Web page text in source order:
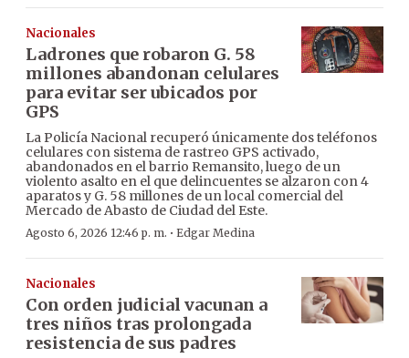
Nacionales
Ladrones que robaron G. 58
millones abandonan celulares
para evitar ser ubicados por
GPS
La Policía Nacional recuperó únicamente dos teléfonos
celulares con sistema de rastreo GPS activado,
abandonados en el barrio Remansito, luego de un
violento asalto en el que delincuentes se alzaron con 4
aparatos y G. 58 millones de un local comercial del
Mercado de Abasto de Ciudad del Este.
Agosto 6, 2026 12:46 p. m. · Edgar Medina
Nacionales
Con orden judicial vacunan a
tres niños tras prolongada
resistencia de sus padres